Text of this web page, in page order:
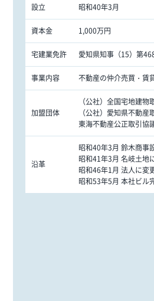
設立 昭和40年3月
資本金 1,000万円
宅建業免許 愛知県知事（15）第
事業内容 不動産の仲介売買・賃
加盟団体
（公社）全国宅地建物
（公社）愛知県不動産
東海不動産公正取引協
沿革
昭和40年3月 鈴木商事
昭和41年3月 名岐土地
昭和46年1月 法人に変
昭和53年5月 本社ビル